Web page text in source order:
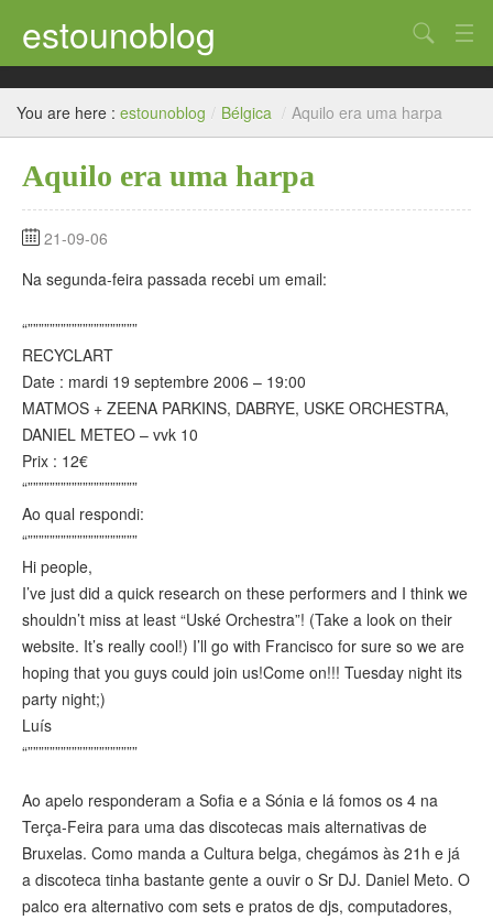
estounoblog
Uncategorized
Bélgica
França – Paris
Suiça – Genève
Brasil
Search
You are here : estounoblog / Bélgica / Aquilo era uma harpa
Aquilo era uma harpa
21-09-06
Na segunda-feira passada recebi um email:
“””””””””””””””””””””
RECYCLART
Date : mardi 19 septembre 2006 – 19:00
MATMOS + ZEENA PARKINS, DABRYE, USKE ORCHESTRA,
DANIEL METEO – vvk 10
Prix : 12€
“””””””””””””””””””””
Ao qual respondi:
“””””””””””””””””””””
Hi people,
I’ve just did a quick research on these performers and I think we
shouldn’t miss at least “Uské Orchestra”! (Take a look on their
website. It’s really cool!) I’ll go with Francisco for sure so we are
hoping that you guys could join us!Come on!!! Tuesday night its
party night;)
Luís
“””””””””””””””””””””
Ao apelo responderam a Sofia e a Sónia e lá fomos os 4 na
Terça-Feira para uma das discotecas mais alternativas de
Bruxelas. Como manda a Cultura belga, chegámos às 21h e já
a discoteca tinha bastante gente a ouvir o Sr DJ. Daniel Meto. O
palco era alternativo com sets e pratos de djs, computadores,